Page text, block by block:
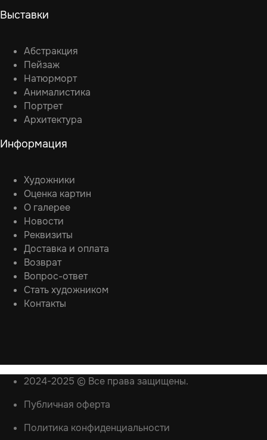
Выставки
Абстракция
Пейзаж
Натюрморт
Анималистика
Портрет
Архитектура
Информация
Художники
Оценка картин
О галерее
Новости
Реквизиты
Доставка и оплата
Возврат
Вопрос-ответ
Стать художником
Контакты
2024-2025 © Все права защищены.
Публичная оферта
Политика конфиденциальности